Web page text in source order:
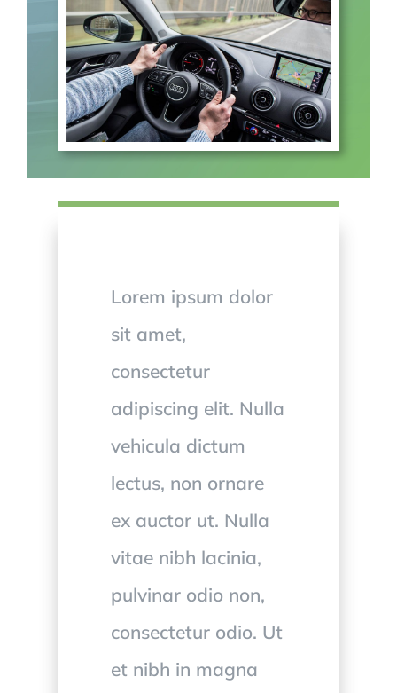
Lorem ipsum dolor
sit amet,
consectetur
adipiscing elit. Nulla
vehicula dictum
lectus, non ornare
ex auctor ut. Nulla
vitae nibh lacinia,
pulvinar odio non,
consectetur odio. Ut
et nibh in magna